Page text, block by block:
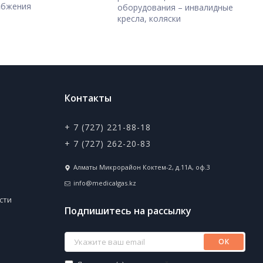
оборудования – инвалидные
кресла, коляски
Контакты
+ 7 (727) 221-88-18
+ 7 (727) 262-20-83
Алматы Микрорайон Коктем-2, д.11А, оф.3
info@medicalgas.kz
Подпишитесь на рассылку
ОК